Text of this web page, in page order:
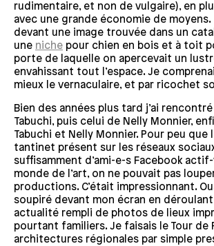
rudimentaire, et non de vulgaire), en
avec une grande économie de
devant une image trouvée dans un
une niche pour chien en bois et à toit
porte de laquelle on apercevait un
envahissant tout l’espace. Je
mieux le vernaculaire, et par ricochet
Bien des années plus tard j’ai
Tabuchi, puis celui de Nelly Monnier,
Tabuchi et Nelly Monnier. Pour peu que
tantinet présent sur les réseaux
suffisamment d’ami-e-s Facebook
monde de l’art, on ne pouvait pas
productions. C’était impressionnant.
soupiré devant mon écran en
actualité rempli de photos de lieux
pourtant familiers. Je faisais le Tour de
architectures régionales par simple